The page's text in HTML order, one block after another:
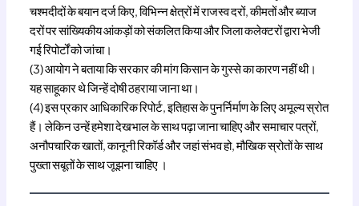
चश्मदीदों के बयान दर्ज किए, विभिन्न क्षेत्रों में राजस्व दरों, कीमतों और ब्याज
दरों पर सांख्यिकीय आंकड़ों को संकलित किया और जिला कलेक्टरों द्वारा भेजी
गई रिपोर्टों को जांचा।
(3) आयोग ने बताया कि सरकार की मांग किसान के गुस्से का कारण नहीं थी।
यह साहूकार थे जिन्हें दोषी ठहराया जाना था।
(4) इस प्रकार आधिकारिक रिपोर्ट, इतिहास के पुनर्निर्माण के लिए अमूल्य स्रोत
हैं। लेकिन उन्हें हमेशा देखभाल के साथ पढ़ा जाना चाहिए और समाचार पत्रों,
अनौपचारिक खातों, कानूनी रिकॉर्ड और जहां संभव हो, मौखिक स्रोतों के साथ
पुख्ता सबूतों के साथ जूझना चाहिए ।